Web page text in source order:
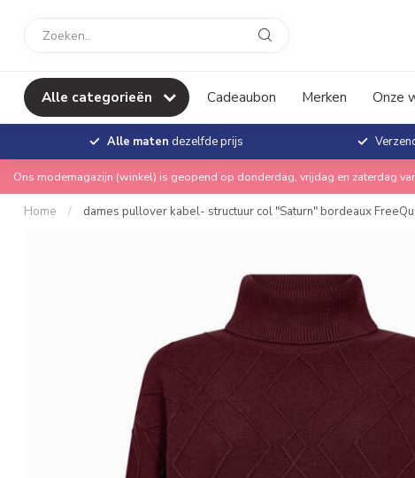
Alle categorieën Cadeaubon Merken Onze
Alle maten dezelfde prijs
Ons modemagazijn (winkel) is geopend op donderdag, vrijdag en zaterdag
Home / dames pullover kabel- structuur col "Saturn" bordeaux